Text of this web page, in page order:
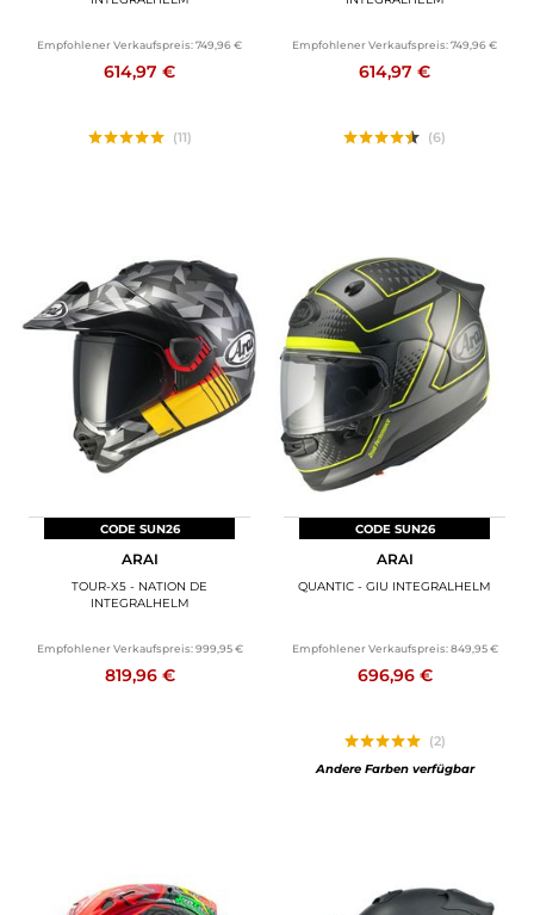
Empfohlener Verkaufspreis:749,96 €
614,97 €
(11)
Empfohlener Verkaufspreis:749,96 €
614,97 €
(6)
CODE SUN26
ARAI
TOUR-X5 - NATION DE
INTEGRALHELM
Empfohlener Verkaufspreis: 999,95 €
819,96 €
CODE SUN26
ARAI
QUANTIC - GIU INTEGRALHELM
Empfohlener Verkaufspreis: 849,95 €
696,96 €
(2)
Andere Farben verfügbar